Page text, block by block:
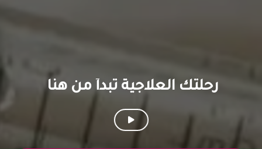
رحلتك العلاجية تبدأ منهنا